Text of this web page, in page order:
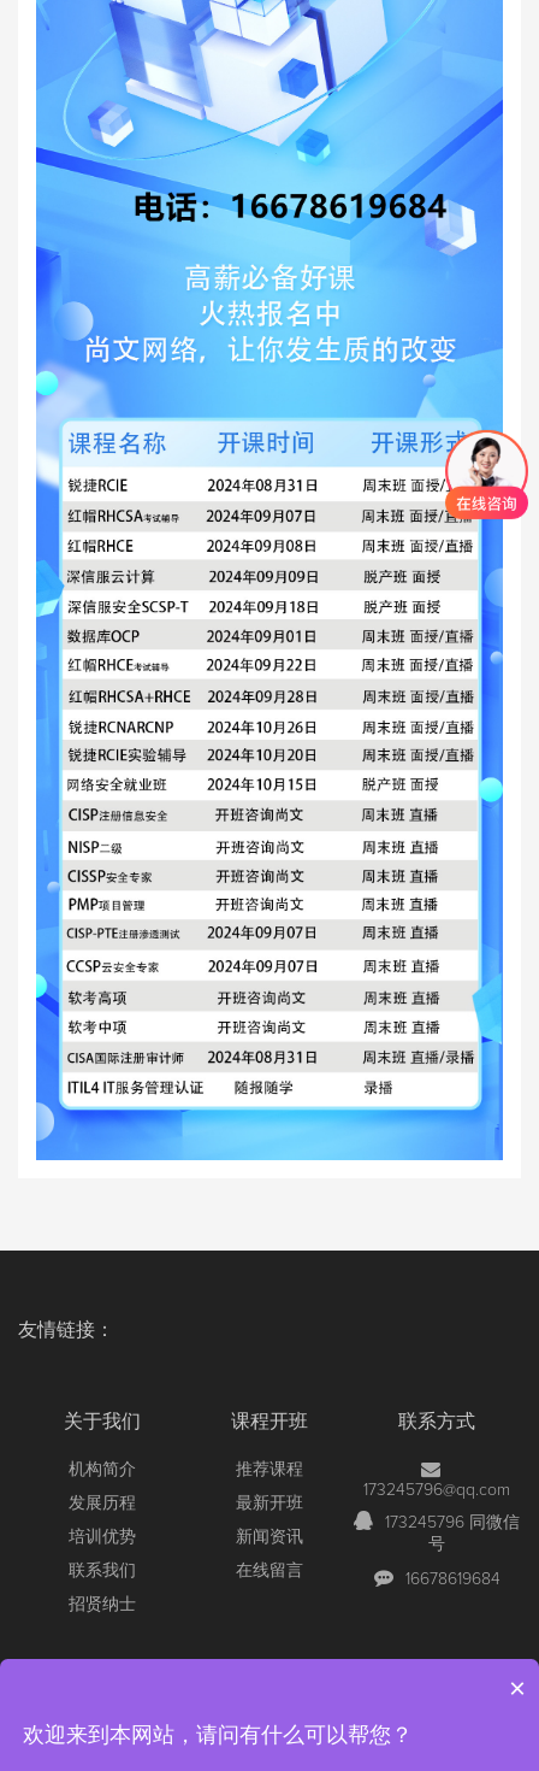
友情链接：
关于我们
机构简介
发展历程
培训优势
联系我们
招贤纳士
课程开班
推荐课程
最新开班
新闻资讯
在线留言
联系方式
173245796@qq.com
173245796 同微信
号
16678619684
认证/深信服认证/红帽认证/RCNA/RCNP/RCIE/青岛红帽考场/深信
×
欢迎来到本网站，请问有什么可以帮您？